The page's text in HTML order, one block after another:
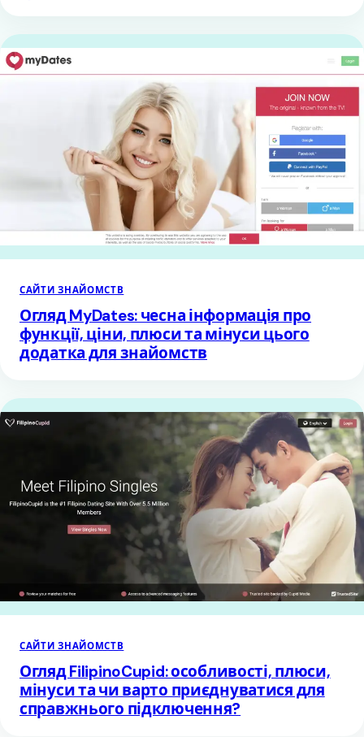
САЙТИ ЗНАЙОМСТВ
Огляд MyDates: чесна інформація про
функції, ціни, плюси та мінуси цього
додатка для знайомств
САЙТИ ЗНАЙОМСТВ
Огляд FilipinoCupid: особливості, плюси,
мінуси та чи варто приєднуватися для
справжнього підключення?